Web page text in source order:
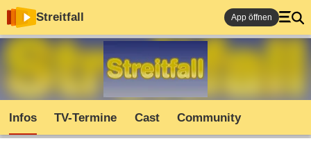
Streitfall App öffnen
Infos TV-Termine Cast Community